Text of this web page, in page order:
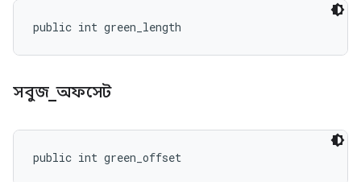
public int green_length
সবুজ_অফসেট
public int green_offset